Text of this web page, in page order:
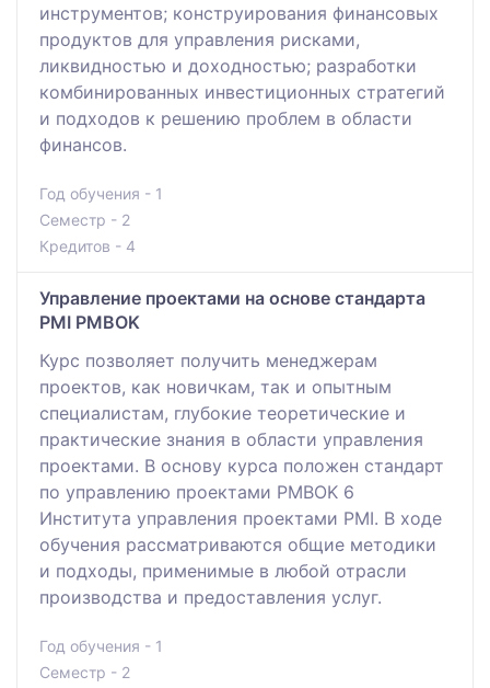
инструментов; конструирования финансовых
продуктов для управления рисками,
ликвидностью и доходностью; разработки
комбинированных инвестиционных стратегий
и подходов к решению проблем в области
финансов.
Год обучения - 1
Семестр - 2
Кредитов - 4
Управление проектами на основе стандарта
PMI PMBOK
Курс позволяет получить менеджерам
проектов, как новичкам, так и опытным
специалистам, глубокие теоретические и
практические знания в области управления
проектами. В основу курса положен стандарт
по управлению проектами PMBOK 6
Института управления проектами PMI. В ходе
обучения рассматриваются общие методики
и подходы, применимые в любой отрасли
производства и предоставления услуг.
Год обучения - 1
Семестр - 2